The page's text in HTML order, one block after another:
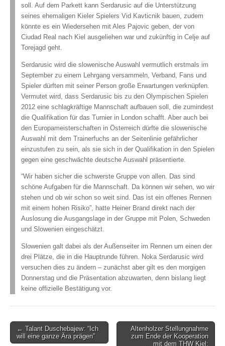
soll. Auf dem Parkett kann Serdarusic auf die Unterstützung
seines ehemaligen Kieler Spielers Vid Kavticnik bauen, zudem
könnte es ein Wiedersehen mit Ales Pajovic geben, der von
Ciudad Real nach Kiel ausgeliehen war und zukünftig in Celje auf
Torejagd geht.
Serdarusic wird die slowenische Auswahl vermutlich erstmals im
September zu einem Lehrgang versammeln, Verband, Fans und
Spieler dürften mit seiner Person große Erwartungen verknüpfen.
Vermutet wird, dass Serdarusic bis zu den Olympischen Spielen
2012 eine schlagkräftige Mannschaft aufbauen soll, die zumindest
die Qualifikation für das Turnier in London schafft. Aber auch bei
den Europameisterschaften in Österreich dürfte die slowenische
Auswahl mit dem Trainerfuchs an der Seitenlinie gefährlicher
einzustufen zu sein, als sie sich in der Qualifikation in den Spielen
gegen eine geschwächte deutsche Auswahl präsentierte.
“Wir haben sicher die schwerste Gruppe von allen. Das sind
schöne Aufgaben für die Mannschaft. Da können wir sehen, wo wir
stehen und ob wir schon so weit sind. Das ist ein offenes Rennen
mit einem hohen Risiko”, hatte Heiner Brand direkt nach der
Auslosung die Ausgangslage in der Gruppe mit Polen, Schweden
und Slowenien eingeschätzt.
Slowenien galt dabei als der Außenseiter im Rennen um einen der
drei Plätze, die in die Hauptrunde führen. Noka Serdarusic wird
versuchen dies zu ändern – zunächst aber gilt es den morgigen
Donnerstag und die Präsentation abzuwarten, denn bislang liegt
keine offizielle Bestätigung vor.
Post
navigation
← Talant Duschebajew: “Ich
will eine ganze Ära prägen”
Altenholzer Stellungnahme
zum Ende der Kooperation
mit dem THW Kiel: